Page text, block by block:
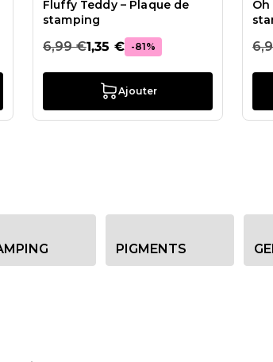
Fluffy Teddy – Plaque de
stamping
6,99 €1,35 € -81%
Ajouter
Oh
PIGMENTS